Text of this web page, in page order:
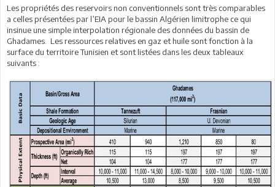
Les propriétés des reservoirs non conventionnels sont très comparables
a celles présentées par l’EIA pour le bassin Algérien limitrophe ce qui
insinue une simple interpolation régionale des données du bassin de
Ghadames. Les ressources relatives en gaz et huile sont fonction à la
surface du territoire Tunisien et sont listées dans les deux tableaux
suivants :